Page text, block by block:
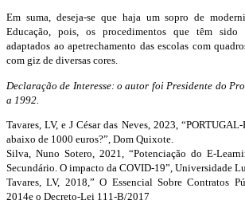
Em suma, deseja-se que haja um sopro de
Educação, pois, os procedimentos que têm sido
adaptados ao apetrechamento das escolas com
com giz de diversas cores.
Declaração de Interesse: o autor foi Presidente do
a 1992.
Tavares, LV, e J César das Neves, 2023,
abaixo de 1000 euros?”, Dom Quixote.
Silva, Nuno Sotero, 2021, “Potenciação do E-
Secundário. O impacto da COVID-19”, Universidade
Tavares, LV, 2018,” O Essencial Sobre Contratos
2014e o Decreto-Lei 111-B/2017